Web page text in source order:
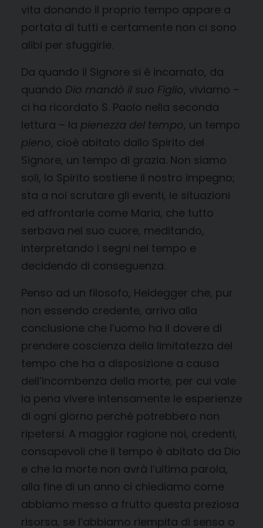
vita donando il proprio tempo appare a
portata di tutti e certamente non ci sono
alibi per sfuggirle.
Da quando il Signore si è incarnato, da
quando Dio mandò il suo Figlio, viviamo –
ci ha ricordato S. Paolo nella seconda
lettura – la pienezza del tempo, un tempo
pieno, cioè abitato dallo Spirito del
Signore, un tempo di grazia. Non siamo
soli, lo Spirito sostiene il nostro impegno;
sta a noi scrutare gli eventi, le situazioni
ed affrontarle come Maria, che tutto
serbava nel suo cuore, meditando,
interpretando i segni nel tempo e
decidendo di conseguenza.
Penso ad un filosofo, Heidegger che, pur
non essendo credente, arriva alla
conclusione che l’uomo ha il dovere di
prendere coscienza della limitatezza del
tempo che ha a disposizione a causa
dell’incombenza della morte, per cui vale
la pena vivere intensamente le esperienze
di ogni giorno perché potrebbero non
ripetersi. A maggior ragione noi, credenti,
consapevoli che il tempo è abitato da Dio
e che la morte non avrà l’ultima parola,
alla fine di un anno ci chiediamo come
abbiamo messo a frutto questa preziosa
risorsa, se l’abbiamo riempita di senso o